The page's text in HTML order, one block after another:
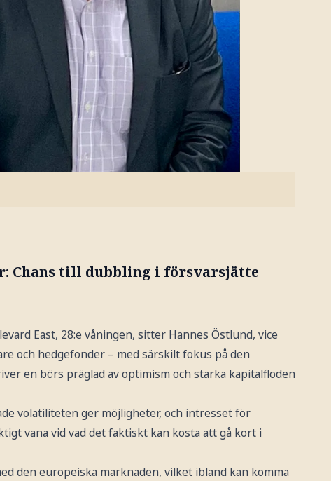
Chans till dubbling i försvarsjätte
East, 28:e våningen, sitter Hannes Östlund, vice
och hedgefonder – med särskilt fokus på den
en börs präglad av optimism och starka kapitalflöden
volatiliteten ger möjligheter, och intresset för
vana vid vad det faktiskt kan kosta att gå kort i
den europeiska marknaden, vilket ibland kan komma